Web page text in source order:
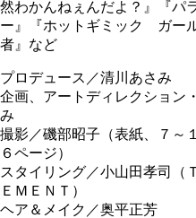
然わかんねぇんだよ？』『パ
ー』『ホットギミック ガー
者』など
プロデュース／清川あさみ
企画、アートディレクション
み
撮影／磯部昭子（表紙、７
６ページ）
スタイリング／小山田孝司
ＥＭＥＮＴ）
ヘア＆メイク／奥平正芳